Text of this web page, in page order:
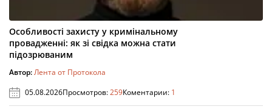
Особливості захисту у кримінальному
провадженні: як зі свідка можна стати
підозрюваним
Автор:Лента от Протокола
05.08.2026Просмотров:259Коментарии: 1